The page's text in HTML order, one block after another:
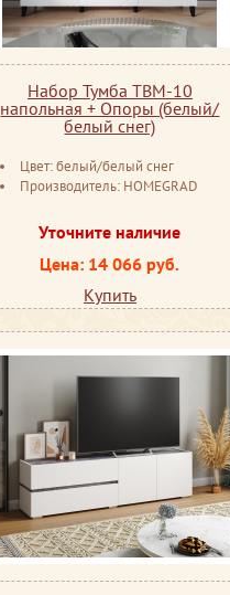
Набор Тумба ТВМ-10
напольная + Опоры (белый/
белый снег)
Цвет: белый/белый снег
Производитель: HOMEGRAD
Уточните наличие
Цена: 14 066 руб.
Купить